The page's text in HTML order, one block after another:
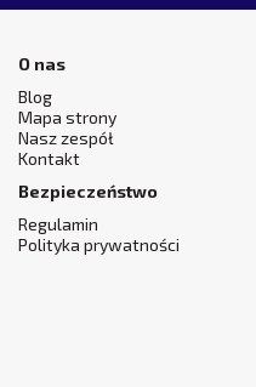
O nas
Blog
Mapa strony
Nasz zespół
Kontakt
Bezpieczeństwo
Regulamin
Polityka prywatności